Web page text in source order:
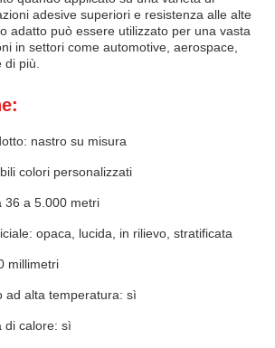
adesive superiori e resistenza alle alte
adatto può essere utilizzato per una vasta
in settori come automotive, aerospace,
più.
nastro su misura
colori personalizzati
36 a 5.000 metri
opaca, lucida, in rilievo, stratificata
millimetri
ad alta temperatura: sì
di calore: sì